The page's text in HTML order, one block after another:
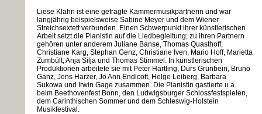
Liese Klahn ist eine gefragte Kammermusikpartnerin und war
langjährig beispielsweise Sabine Meyer und dem Wiener
Streichsextett verbunden. Einen Schwerpunkt ihrer künstlerischen
Arbeit setzt die Pianistin auf die Liedbegleitung; zu ihren Partnern
gehören unter anderem Juliane Banse, Thomas Quasthoff,
Christiane Karg, Stephan Genz, Christiane Iven, Mario Hoff, Marietta
Zumbült, Anja Silja und Thomas Stimmel. In künstlerischen
Produktionen arbeitete sie mit Peter Härtling, Durs Grünbein, Bruno
Ganz, Jens Harzer, Jo Ann Endicott, Helge Leiberg, Barbara
Sukowa und Irwin Gage zusammen. Die Pianistin gastierte u.a.
beim Beethovenfest Bonn, den Ludwigsburger Schlossfestspielen,
dem Carinthischen Sommer und dem Schleswig-Holstein
Musikfestival.